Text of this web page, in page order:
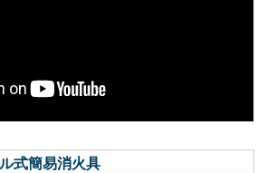
式簡易消火具